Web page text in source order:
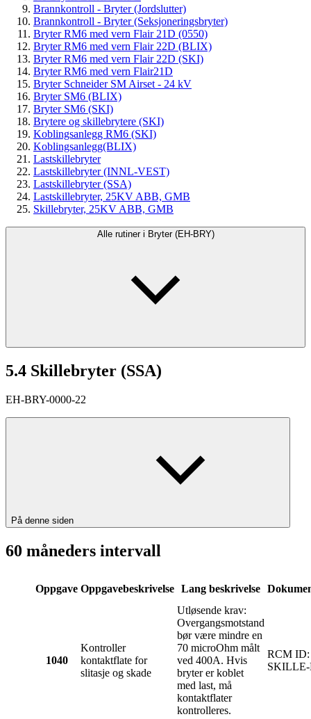
Brannkontroll - Bryter (Jordslutter)
Brannkontroll - Bryter (Seksjoneringsbryter)
Bryter RM6 med vern Flair 21D (0550)
Bryter RM6 med vern Flair 22D (BLIX)
Bryter RM6 med vern Flair 22D (SKI)
Bryter RM6 med vern Flair21D
Bryter Schneider SM Airset - 24 kV
Bryter SM6 (BLIX)
Bryter SM6 (SKI)
Brytere og skillebrytere (SKI)
Koblingsanlegg RM6 (SKI)
Koblingsanlegg(BLIX)
Lastskillebryter
Lastskillebryter (INNL-VEST)
Lastskillebryter (SSA)
Lastskillebryter, 25KV ABB, GMB
Skillebryter, 25KV ABB, GMB
Alle rutiner i Bryter (EH-BRY)
5.4 Skillebryter (SSA)
EH-BRY-0000-22
På denne siden
60 måneders intervall
Oppgave Oppgavebeskrivelse Lang beskrivelse
1040
Kontroller
kontaktflate for
slitasje og skade
Utløsende krav:
Overgangsmotstand
bør være mindre en
70 microOhm målt
ved 400A. Hvis
bryter er koblet
med last, må
kontaktflater
kontrolleres.
RCM